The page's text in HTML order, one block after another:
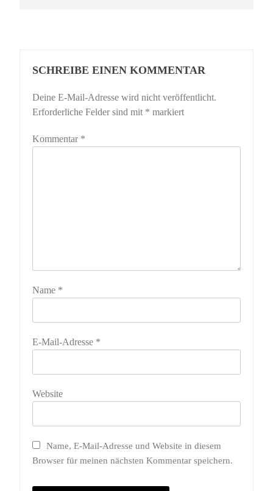
SCHREIBE EINEN KOMMENTAR
Deine E-Mail-Adresse wird nicht veröffentlicht.
Erforderliche Felder sind mit * markiert
Kommentar *
Name *
E-Mail-Adresse *
Website
Name, E-Mail-Adresse und Website in diesem
Browser für meinen nächsten Kommentar speichern.